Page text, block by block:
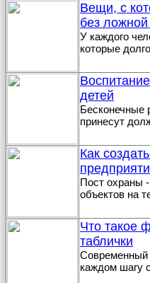
Вещи, с
без ложной
У каждого
которые
детей
Бесконечные
принесут
Как
Пост охраны
объектов на
Что такое
таблички
Современный
каждом шагу